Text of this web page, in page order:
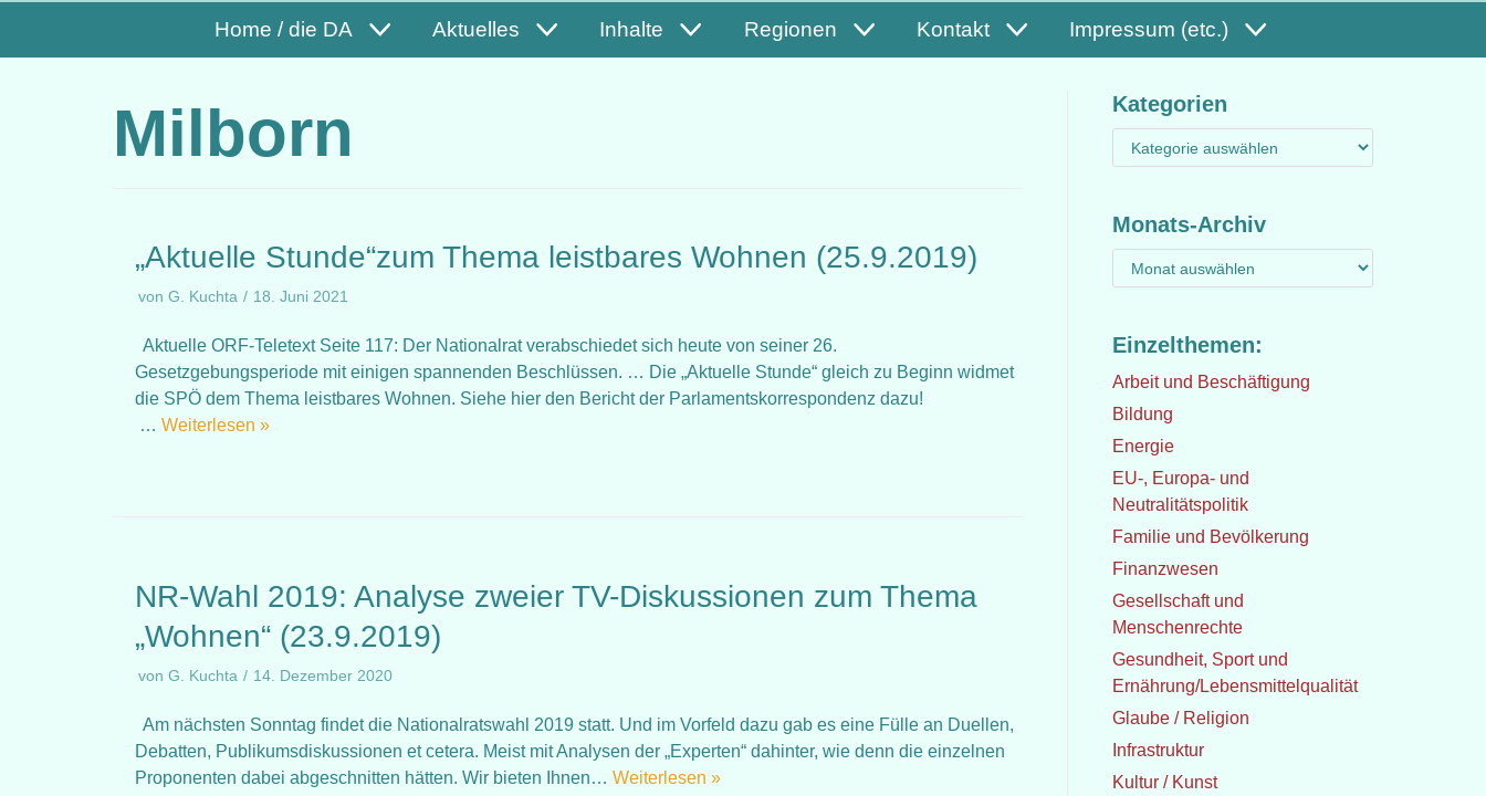
Home / die DA Aktuelles Inhalte Regionen Kontakt Impressum (etc.)
Milborn
„Aktuelle Stunde“zum Thema leistbares Wohnen (25.9.2019)
von G. Kuchta 18. Juni 2021
Aktuelle ORF-Teletext Seite 117: Der Nationalrat verabschiedet sich heute von seiner 26.
Gesetzgebungsperiode mit einigen spannenden Beschlüssen. … Die „Aktuelle Stunde“ gleich zu Beginn widmet
die SPÖ dem Thema leistbares Wohnen. Siehe hier den Bericht der Parlamentskorrespondenz dazu!
… Weiterlesen »
NR-Wahl 2019: Analyse zweier TV-Diskussionen zum Thema
„Wohnen“ (23.9.2019)
von G. Kuchta 14. Dezember 2020
Am nächsten Sonntag findet die Nationalratswahl 2019 statt. Und im Vorfeld dazu gab es eine Fülle an Duellen,
Debatten, Publikumsdiskussionen et cetera. Meist mit Analysen der „Experten“ dahinter, wie denn die einzelnen
Proponenten dabei abgeschnitten hätten. Wir bieten Ihnen… Weiterlesen »
Kategorien
Monats-Archiv
Einzelthemen:
Arbeit und Beschäftigung
Bildung
Energie
EU-, Europa- und
Neutralitätspolitik
Familie und Bevölkerung
Finanzwesen
Gesellschaft und
Menschenrechte
Gesundheit, Sport und
Ernährung/Lebensmittelqualität
Glaube / Religion
Infrastruktur
Kultur / Kunst